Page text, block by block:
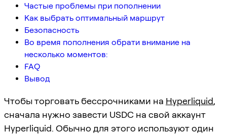
Частые проблемы при пополнении
Как выбрать оптимальный маршрут
Безопасность
Во время пополнения обрати внимание на
несколько моментов:
FAQ
Вывод
Чтобы торговать бессрочниками на Hyperliquid,
сначала нужно завести USDC на свой аккаунт
Hyperliquid. Обычно для этого используют один